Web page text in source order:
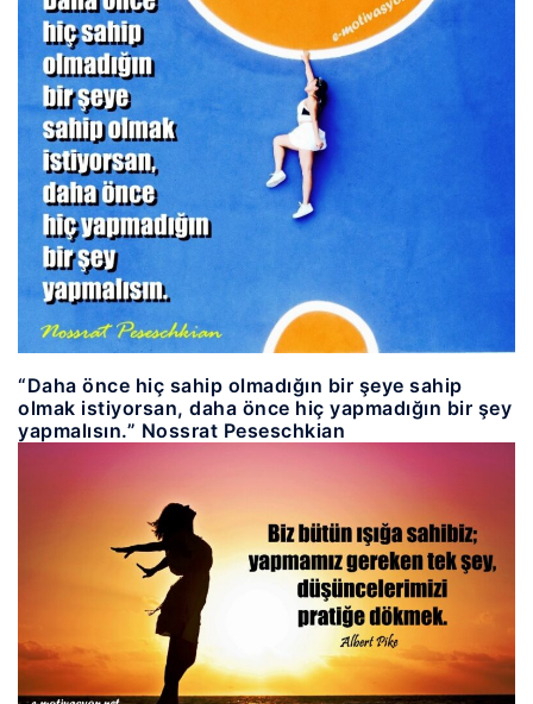
“Daha önce hiç sahip olmadığın bir şeye sahip
olmak istiyorsan, daha önce hiç yapmadığın bir şey
yapmalısın.” Nossrat Peseschkian